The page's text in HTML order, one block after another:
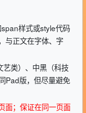
样式或style代码
与正文在字体、字
类）、中黑（科技
Pad版，但尽量避免
面；保证在同一页面